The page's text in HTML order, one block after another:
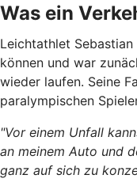
Was ein
Leichtathlet
können und war
wieder laufen. Seine
paralympischen
"Vor einem Unfall
an meinem Auto und
ganz auf sich zu